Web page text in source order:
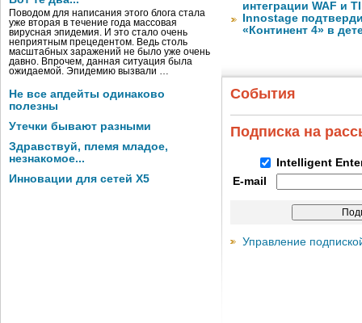
Поводом для написания этого блога стала
уже вторая в течение года массовая
вирусная эпидемия. И это стало очень
неприятным прецедентом. Ведь столь
масштабных заражений не было уже очень
давно. Впрочем, данная ситуация была
ожидаемой. Эпидемию вызвали …
Не все апдейты одинаково
полезны
Утечки бывают разными
Здравствуй, племя младое,
незнакомое...
Инновации для сетей X5
интеграции WAF и
Innostage
«Континент 4» в
События
Подписка на
Intelligent
E-mail
Управление